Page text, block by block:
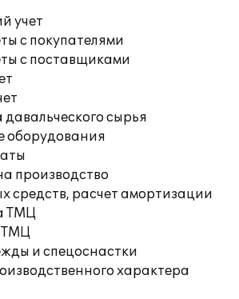
учет
с покупателями
с поставщиками
сырья
оборудования
производство
средств, расчет амортизации
ТМЦ
ТМЦ
и спецоснастки
характера